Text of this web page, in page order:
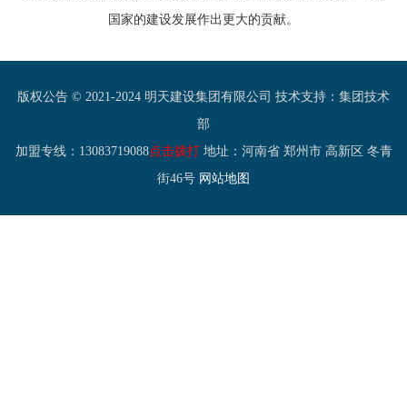
国家的建设发展作出更大的贡献。
版权公告 © 2021-2024 明天建设集团有限公司 技术支持： 集团技术
部
加盟专线：13083719088点击拨打地址：河南省 郑州市 高新区 冬青
街46号 网站地图